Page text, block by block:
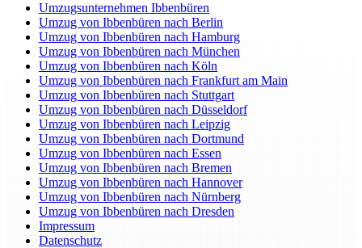
Umzugsunternehmen Ibbenbüren
Umzug von Ibbenbüren nach Berlin
Umzug von Ibbenbüren nach Hamburg
Umzug von Ibbenbüren nach München
Umzug von Ibbenbüren nach Köln
Umzug von Ibbenbüren nach Frankfurt am Main
Umzug von Ibbenbüren nach Stuttgart
Umzug von Ibbenbüren nach Düsseldorf
Umzug von Ibbenbüren nach Leipzig
Umzug von Ibbenbüren nach Dortmund
Umzug von Ibbenbüren nach Essen
Umzug von Ibbenbüren nach Bremen
Umzug von Ibbenbüren nach Hannover
Umzug von Ibbenbüren nach Nürnberg
Umzug von Ibbenbüren nach Dresden
Impressum
Datenschutz